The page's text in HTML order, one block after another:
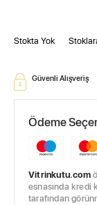
Stokta Yok
Güvenli Alışveriş
Ödeme
Vitrinkutu.com
esnasında kredi
tarafından